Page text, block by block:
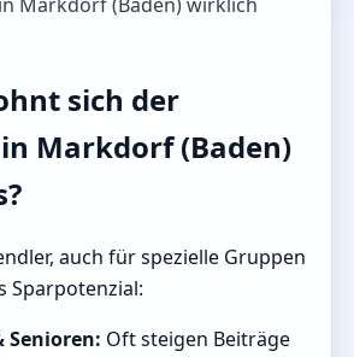
sich der
Markdorf (Baden)
auch für spezielle Gruppen
Sparpotenzial:
Senioren: Oft steigen Beiträge